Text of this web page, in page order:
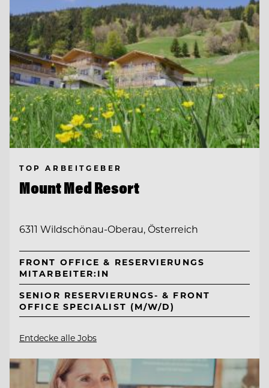
TOP ARBEITGEBER
Mount Med Resort
6311 Wildschönau-Oberau, Österreich
FRONT OFFICE & RESERVIERUNGS
MITARBEITER:IN
SENIOR RESERVIERUNGS- & FRONT
OFFICE SPECIALIST (M/W/D)
Entdecke alle Jobs